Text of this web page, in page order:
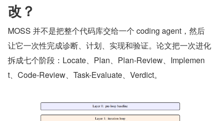
改？
MOSS 并不是把整个代码库交给一个 coding agent，然后
让它一次性完成诊断、计划、实现和验证。论文把一次进化
拆成七个阶段：Locate、Plan、Plan-Review、Implemen
t、Code-Review、Task-Evaluate、Verdict。